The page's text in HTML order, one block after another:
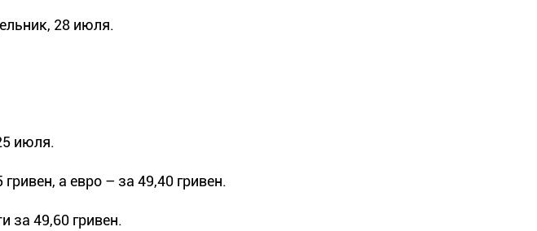
28 июля.
июля.
а евро – за 49,40 гривен.
за 49,60 гривен.